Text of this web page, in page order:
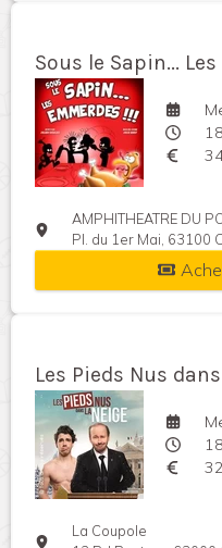
Sous le Sapin...
AMPHITHEATRE DU
Pl. du 1er Mai, 63100
Les Pieds Nus
La Coupole